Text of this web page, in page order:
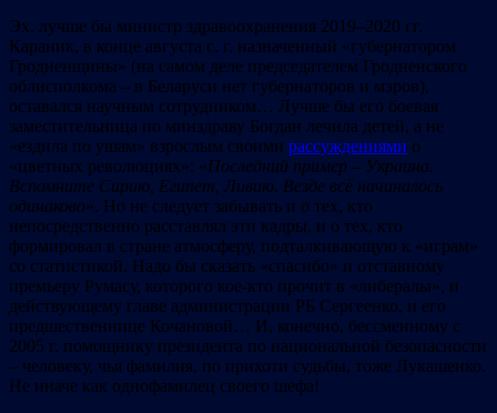
Эх, лучше бы министр здравоохранения 2019–2020 гг.
Караник, в конце августа с. г. назначенный «губернатором
Гродненщины» (на самом деле председателем Гродненского
облисполкома – в Беларуси нет губернаторов и мэров),
оставался научным сотрудником… Лучше бы его боевая
заместительница по минздраву Богдан лечила детей, а не
«ездила по ушам» взрослым своими рассуждениями о
«цветных революциях»: «Последний пример – Украина.
Вспомните Сирию, Египет, Ливию. Везде всё начиналось
одинаково». Но не следует забывать и о тех, кто
непосредственно расставлял эти кадры, и о тех, кто
формировал в стране атмосферу, подталкивающую к «играм»
со статистикой. Надо бы сказать «спасибо» и отставному
премьеру Румасу, которого кое-кто прочит в «либералы», и
действующему главе администрации РБ Сергеенко, и его
предшественнице Кочановой… И, конечно, бессменному с
2005 г. помощнику президента по национальной безопасности
– человеку, чья фамилия, по прихоти судьбы, тоже Лукашенко.
Не иначе как однофамилец своего шефа!